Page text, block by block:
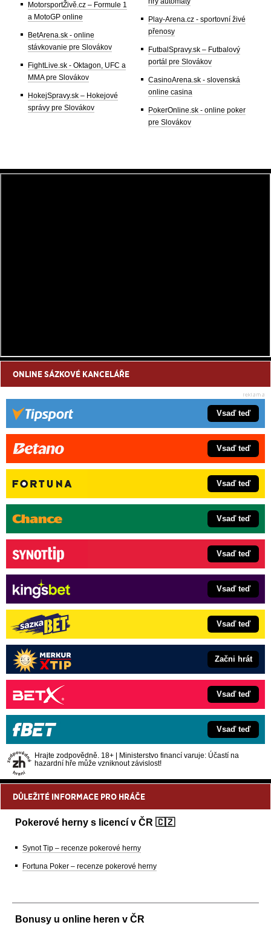
MotorsportŽivě.cz – Formule 1
a MotoGP online
BetArena.sk - online
stávkovanie pre Slovákov
FightLive.sk - Oktagon, UFC a
MMA pre Slovákov
HokejSpravy.sk – Hokejové
správy pre Slovákov
Play-Arena.cz - sportovní živé
přenosy
FutbalSpravy.sk – Futbalový
portál pre Slovákov
CasinoArena.sk - slovenská
online casina
PokerOnline.sk - online poker
pre Slovákov
ONLINE SÁZKOVÉ KANCELÁŘE
Vsaď teď
Vsaď teď
Vsaď teď
Vsaď teď
Vsaď teď
Vsaď teď
Vsaď teď
Začni hrát
Vsaď teď
Vsaď teď
Hrajte zodpovědně. 18+ | Ministerstvo financí varuje: Účastí na
hazardní hře může vzniknout závislost!
DŮLEŽITÉ INFORMACE PRO HRÁČE
Pokerové herny s licencí v ČR 🇨🇿
Synot Tip – recenze pokerové herny
Fortuna Poker – recenze pokerové herny
Bonusy u online heren v ČR